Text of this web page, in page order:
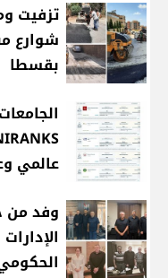
تزفيت
شوارع
بقسطا
عالمي
وفد من